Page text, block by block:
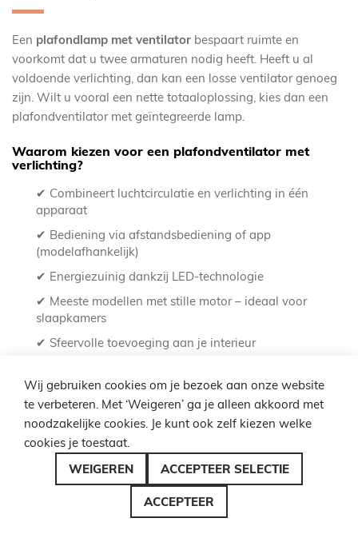
Een plafondlamp met ventilator bespaart ruimte en
voorkomt dat u twee armaturen nodig heeft. Heeft u al
voldoende verlichting, dan kan een losse ventilator genoeg
zijn. Wilt u vooral een nette totaaloplossing, kies dan een
plafondventilator met geïntegreerde lamp.
Waarom kiezen voor een plafondventilator met
verlichting?
✔ Combineert luchtcirculatie en verlichting in één
apparaat
✔ Bediening via afstandsbediening of app
(modelafhankelijk)
✔ Energiezuinig dankzij LED-technologie
✔ Meeste modellen met stille motor – ideaal voor
slaapkamers
✔ Sfeervolle toevoeging aan je interieur
Voordelig & snel thuisbezorgd
Bestelt u bij Lampenzo? Dan profiteert u van:
Gratis verzending
vanaf €49 in Nederland / €99 in
België
, vaak uit eigen voorraad
Wij gebruiken cookies om je bezoek aan onze website
te verbeteren. Met ‘Weigeren’ ga je alleen akkoord met
noodzakelijke cookies. Je kunt ook zelf kiezen welke
cookies je toestaat.
WEIGEREN
ACCEPTEER SELECTIE
ACCEPTEER